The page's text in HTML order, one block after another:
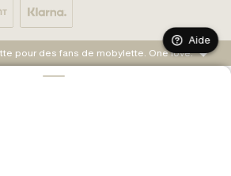
pour des fans de mobylette. One love.
Aide